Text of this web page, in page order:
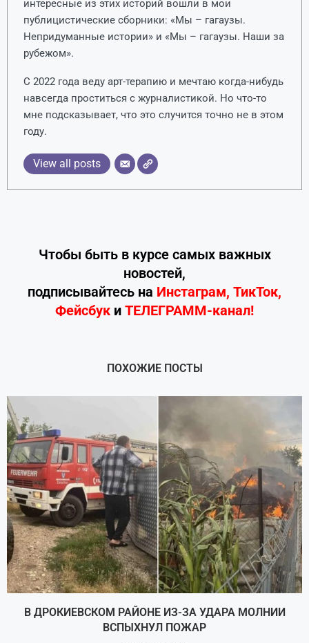
интересные из этих историй вошли в мои
публицистические сборники: «Мы – гагаузы.
Непридуманные истории» и «Мы – гагаузы. Наши за
рубежом».
С 2022 года веду арт-терапию и мечтаю когда-нибудь
навсегда проститься с журналистикой. Но что-то
мне подсказывает, что это случится точно не в этом
году.
View all posts
Чтобы быть в курсе самых важных
новостей,
подписывайтесь на Инстаграм, ТикТок,
Фейсбук и ТЕЛЕГРАММ-канал!
ПОХОЖИЕ ПОСТЫ
В ДРОКИЕВСКОМ РАЙОНЕ ИЗ-ЗА УДАРА МОЛНИИ
ВСПЫХНУЛ ПОЖАР